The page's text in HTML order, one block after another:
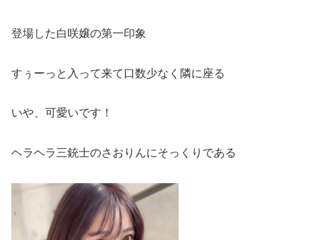
登場した白咲嬢の第一印象
すぅーっと入って来て口数少なく隣に座る
いや、可愛いです！
ヘラヘラ三銃士のさおりんにそっくりである